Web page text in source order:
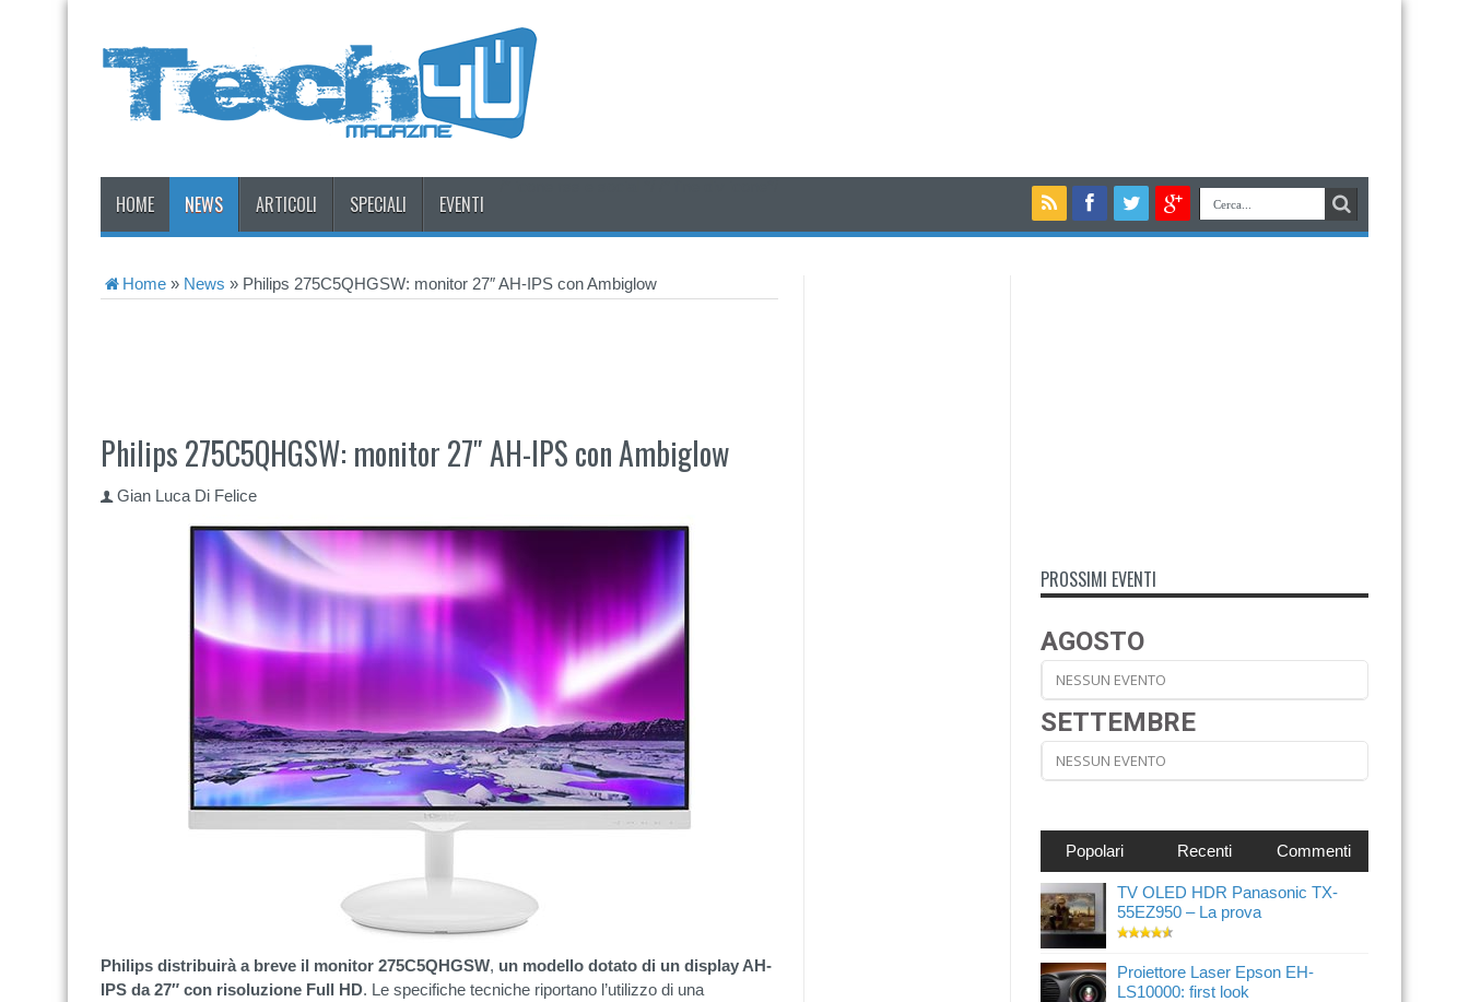
HOME NEWS ARTICOLI SPECIALI EVENTI
Home » News » Philips 275C5QHGSW: monitor 27″ AH-IPS con Ambiglow
Philips 275C5QHGSW: monitor 27″ AH-IPS con Ambiglow
Gian Luca Di Felice
Philips distribuirà a breve il monitor 275C5QHGSW, un modello dotato di un display AH-
IPS da 27″ con risoluzione Full HD. Le specifiche tecniche riportano l’utilizzo di una
PROSSIMI EVENTI
AGOSTO
NESSUN EVENTO
SETTEMBRE
NESSUN EVENTO
Popolari Recenti Commenti
TV OLED HDR Panasonic TX-
55EZ950 – La prova
Proiettore Laser Epson EH-
LS10000: first look